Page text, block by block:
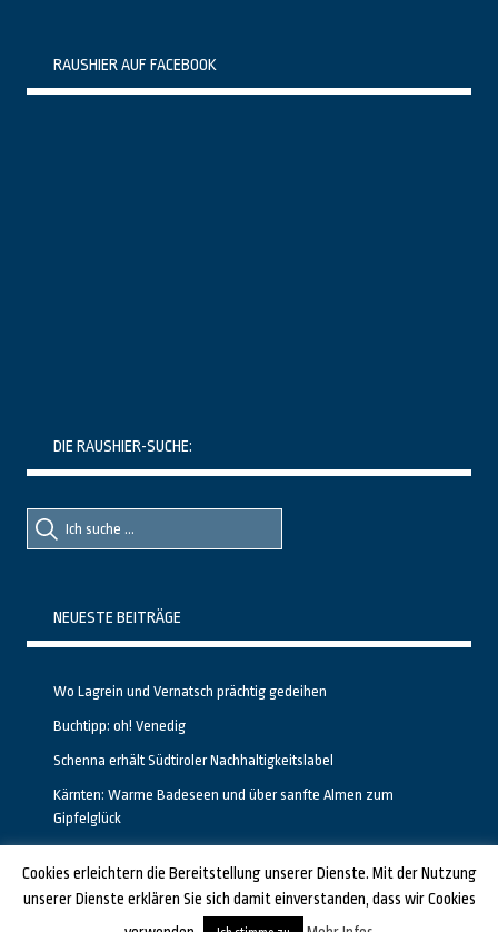
RAUSHIER AUF FACEBOOK
DIE RAUSHIER-SUCHE:
Suche
nach::
Suche
nach:
NEUESTE BEITRÄGE
Wo Lagrein und Vernatsch prächtig gedeihen
Buchtipp: oh! Venedig
Schenna erhält Südtiroler Nachhaltigkeitslabel
Kärnten: Warme Badeseen und über sanfte Almen zum
Gipfelglück
GESTALTET UND PROGRAMMIERT VON ALBERTO & FRANZ BEI LUCID.BERLIN
Cookies erleichtern die Bereitstellung unserer Dienste. Mit der Nutzung
unserer Dienste erklären Sie sich damit einverstanden, dass wir Cookies